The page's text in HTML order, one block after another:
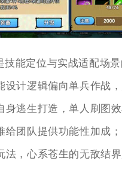
技能定位与实战适配场
设计逻辑偏向单兵作战
身逃生打造，单人刷图
给团队提供功能性加成
法，心系苍生的无敌结